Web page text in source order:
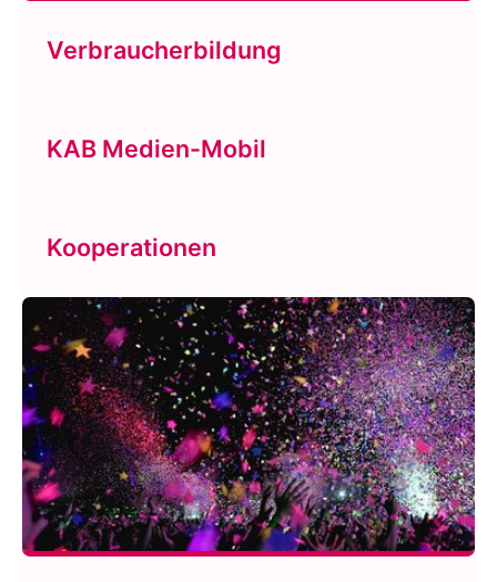
Verbraucherbildung
KAB Medien-Mobil
Kooperationen